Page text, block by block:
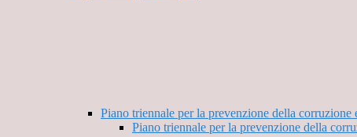
Piano triennale per la prevenzione della corruzione
Piano triennale per la prevenzione della